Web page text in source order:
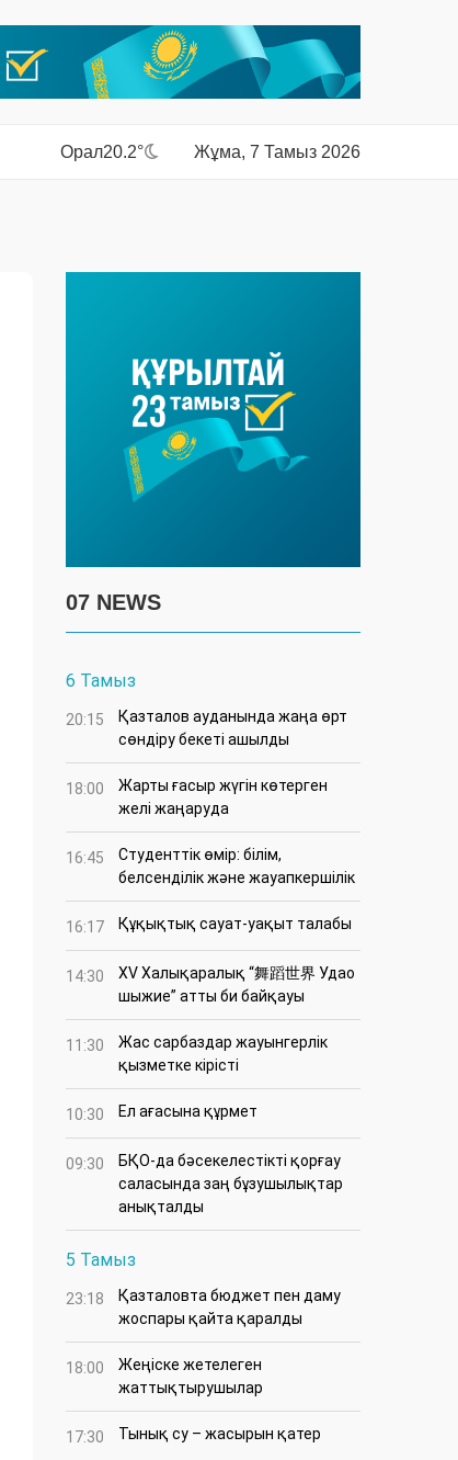
Орал20.2° Жұма, 7 Тамыз 2026
07 NEWS
6 Тамыз
20:15
Қазталов ауданында жаңа өрт
сөндіру бекеті ашылды
18:00
Жарты ғасыр жүгін көтерген
желі жаңаруда
16:45
Студенттік өмір: білім,
белсенділік және жауапкершілік
16:17 Құқықтық сауат-уақыт талабы
14:30
XV Халықаралық “舞蹈世界 Удао
шыжие” атты би байқауы
11:30
Жас сарбаздар жауынгерлік
қызметке кірісті
10:30 Ел ағасына құрмет
09:30
БҚО-да бәсекелестікті қорғау
саласында заң бұзушылықтар
анықталды
5 Тамыз
23:18
Қазталовта бюджет пен даму
жоспары қайта қаралды
18:00
Жеңіске жетелеген
жаттықтырушылар
17:30 Тынық су – жасырын қатер